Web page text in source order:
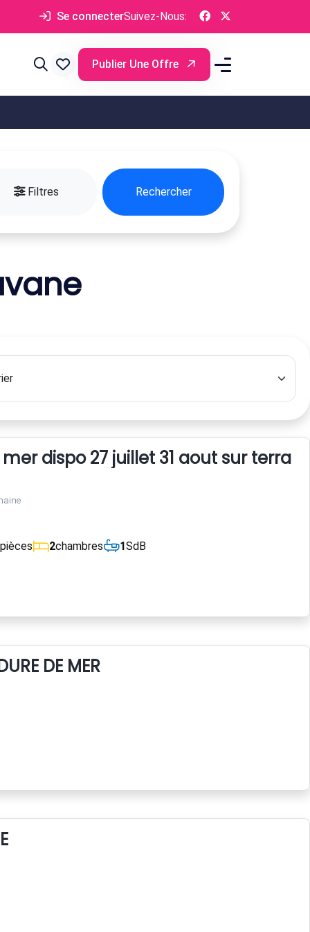
Se connecterSuivez-Nous:
Publier Une Offre
Filtres Rechercher
dispo 27 juillet 31 aout sur
pièces 2chambres 1SdB
DE MER